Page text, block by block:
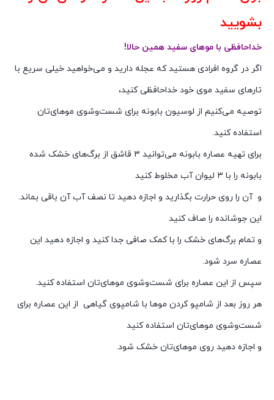
بشویید
خداحافظی با موهای سفید همین حالا!
اگر در گروه افرادی هستید که عجله دارید و می‌خواهید خیلی سریع با
تارهای سفید موی خود خداحافظی کنید،
توصیه می‌کنیم از لوسیون بابونه برای شست‌وشوی موهای‌تان
استفاده کنید.
برای تهیه عصاره بابونه می‌توانید ۳ قاشق از برگ‌های خشک شده
بابونه را با ۳ لیوان آب مخلوط کنید
و آن را روی حرارت بگذارید و اجازه دهید تا نصف آب آن باقی بماند.
این جوشانده را صاف کنید
و تمام برگ‌های خشک را با کمک صافی جدا کنید و اجازه دهید این
عصاره سرد شود.
سپس از این عصاره برای شست‌وشوی موهای‌تان استفاده کنید.
هر روز بعد از شامپو کردن موها با شامپوی گیاهی از این عصاره برای
شست‌وشوی موهای‌تان استفاده کنید
و اجازه دهید روی موهای‌تان خشک شود.